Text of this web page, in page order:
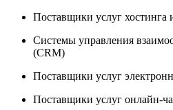
Поставщики услуг хостинга
Системы управления
(CRM)
Поставщики услуг
Поставщики услуг онлайн-